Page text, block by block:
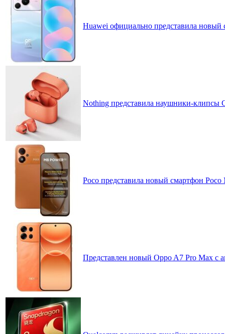
Huawei официально представила
Nothing представила наушники-клипсы
Poco представила новый смартфон
Представлен новый Oppo A7 Pro Max с